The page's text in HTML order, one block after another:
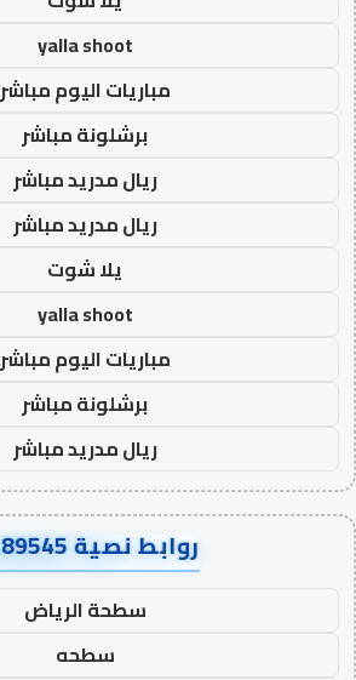
yalla shoot
مباريات اليوم مباشر
برشلونة مباشر
ريال مدريد مباشر
ريال مدريد مباشر
يلا شوت
yalla shoot
مباريات اليوم مباشر
برشلونة مباشر
ريال مدريد مباشر
روابط نصية AA89545
سطحة الرياض
سطحه